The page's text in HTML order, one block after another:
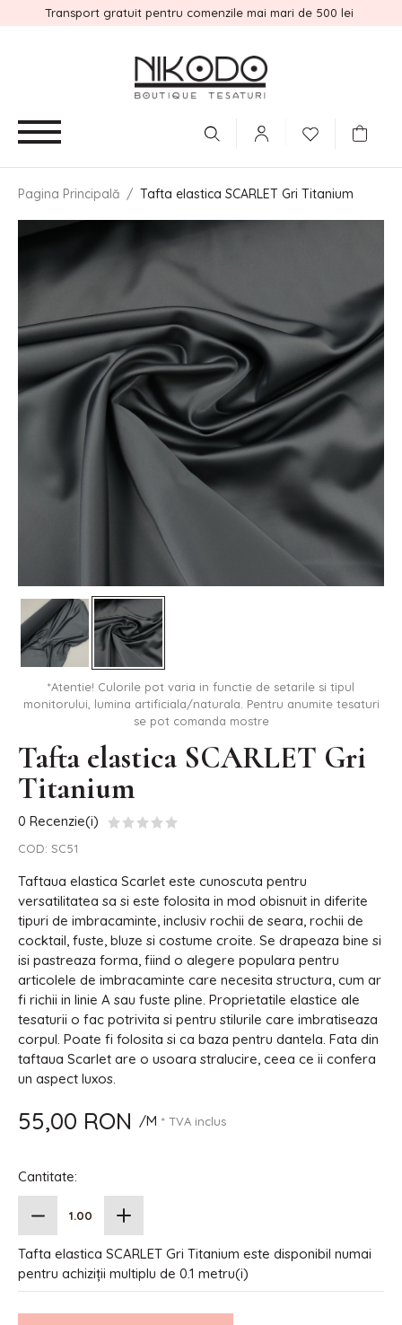
Transport gratuit pentru comenzile mai mari de 500 lei
Pagina Principală / Tafta elastica SCARLET Gri Titanium
*Atentie! Culorile pot varia in functie de setarile si tipul
monitorului, lumina artificiala/naturala. Pentru anumite tesaturi
se pot comanda mostre
Tafta elastica SCARLET Gri
Titanium
0 Recenzie(i)
COD: SC51
Taftaua elastica Scarlet este cunoscuta pentru
versatilitatea sa si este folosita in mod obisnuit in diferite
tipuri de imbracaminte, inclusiv rochii de seara, rochii de
cocktail, fuste, bluze si costume croite. Se drapeaza bine si
isi pastreaza forma, fiind o alegere populara pentru
articolele de imbracaminte care necesita structura, cum ar
fi richii in linie A sau fuste pline. Proprietatile elastice ale
tesaturii o fac potrivita si pentru stilurile care imbratiseaza
corpul. Poate fi folosita si ca baza pentru dantela. Fata din
taftaua Scarlet are o usoara stralucire, ceea ce ii confera
un aspect luxos.
55,00 RON /M * TVA inclus
Cantitate:
Tafta elastica SCARLET Gri Titanium este disponibil numai
pentru achiziții multiplu de 0.1 metru(i)